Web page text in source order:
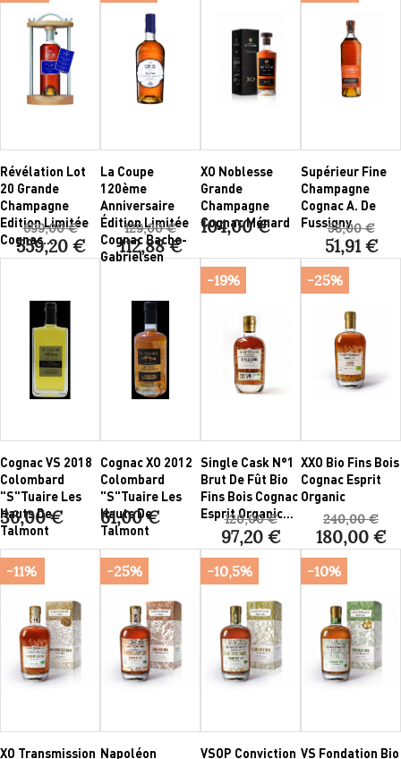
Révélation Lot
20 Grande
Champagne
Edition Limitée
Cognac...
699,00 €
559,20 €
La Coupe
120ème
Anniversaire
Édition Limitée
Cognac Bache-
Gabrielsen
129,00 €
112,88 €
XO Noblesse
Grande
Champagne
Cognac Ménard
104,00 €
Supérieur Fine
Champagne
Cognac A. De
Fussigny58,00 €
51,91 €
Cognac VS 2018
Colombard
"S"Tuaire Les
Hauts De
Talmont
36,00 €
Cognac XO 2012
Colombard
"S"Tuaire Les
Hauts De
Talmont
61,00 €
Single Cask N°1
Brut De Fût Bio
Fins Bois Cognac
Esprit Organic...
120,00 €
97,20 €
-19%
XXO Bio Fins Bois
Cognac Esprit
Organic
240,00 €
180,00 €
-25%
XO Transmission
-11%
Napoléon
-25%
VSOP Conviction
-10,5%
VS Fondation Bio
-10%